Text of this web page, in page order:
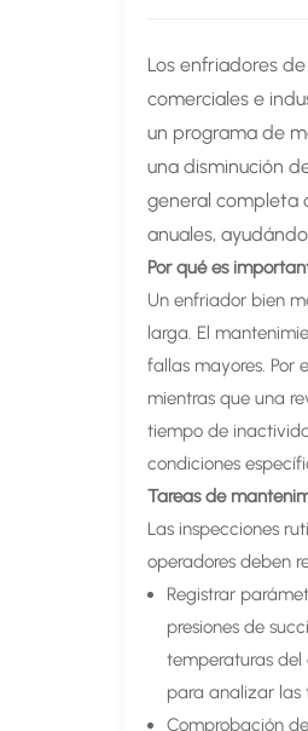
Los enfriadores
comerciales e
un programa de
una disminución
general completa
anuales,
Por qué es
Un enfriador bien
larga. El
fallas mayores. Por
mientras que una
tiempo de
condiciones
Tareas de
Las inspecciones
operadores deben
Registrar
presiones de
temperaturas del
para analizar las
Comprobación